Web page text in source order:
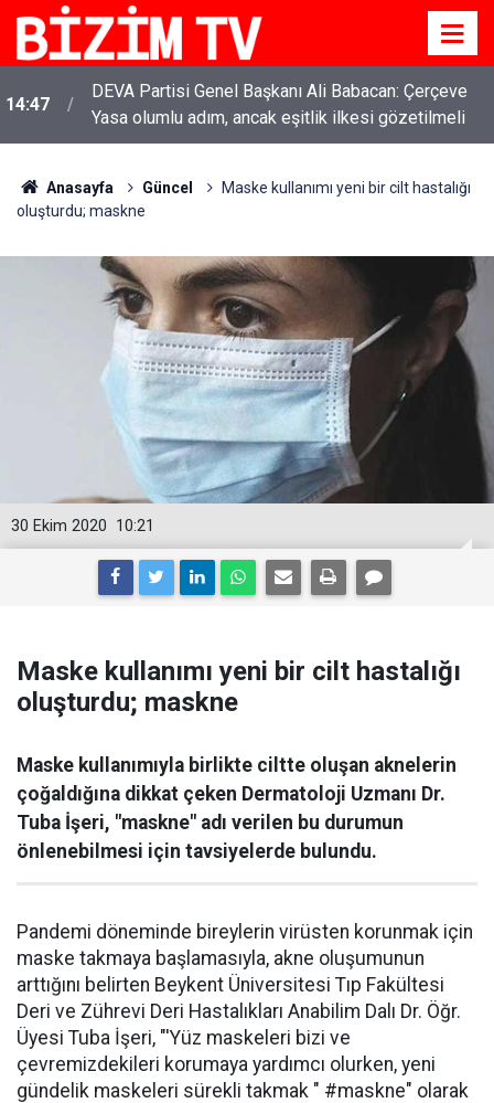
14:47
DEVA Partisi Genel Başkanı Ali Babacan: Çerçeve
Yasa olumlu adım, ancak eşitlik ilkesi gözetilmeli
Anasayfa Güncel
Maske kullanımı yeni bir cilt hastalığı
oluşturdu; maskne
10:21
30 Ekim 2020
Maske kullanımı yeni bir cilt hastalığı
oluşturdu; maskne
Maske kullanımıyla birlikte ciltte oluşan aknelerin
çoğaldığına dikkat çeken Dermatoloji Uzmanı Dr.
Tuba İşeri, "maskne" adı verilen bu durumun
önlenebilmesi için tavsiyelerde bulundu.
Pandemi döneminde bireylerin virüsten korunmak için
maske takmaya başlamasıyla, akne oluşumunun
arttığını belirten Beykent Üniversitesi Tıp Fakültesi
Deri ve Zührevi Deri Hastalıkları Anabilim Dalı Dr. Öğr.
Üyesi Tuba İşeri, "'Yüz maskeleri bizi ve
çevremizdekileri korumaya yardımcı olurken, yeni
gündelik maskeleri sürekli takmak " #maskne" olarak